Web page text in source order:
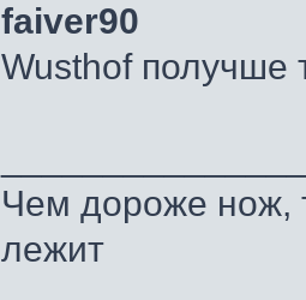
faiver90
Wusthof получше
Чем дороже нож,
лежит